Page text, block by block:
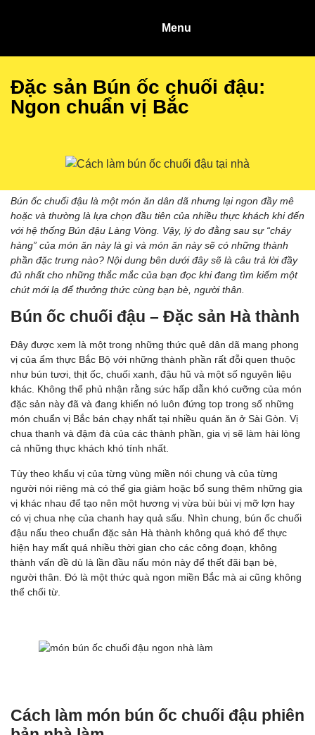
Menu
Đặc sản Bún ốc chuối đậu:
Ngon chuẩn vị Bắc
Bún ốc chuối đậu là một món ăn dân dã nhưng lại ngon đầy mê
hoặc và thường là lựa chọn đầu tiên của nhiều thực khách khi đến
với hệ thống Bún đậu Làng Vòng. Vậy, lý do đằng sau sự “cháy
hàng” của món ăn này là gì và món ăn này sẽ có những thành
phần đặc trưng nào? Nội dung bên dưới đây sẽ là câu trả lời đầy
đủ nhất cho những thắc mắc của bạn đọc khi đang tìm kiếm một
chút mới lạ để thưởng thức cùng bạn bè, người thân.
Bún ốc chuối đậu – Đặc sản Hà thành
Đây được xem là một trong những thức quê dân dã mang phong
vị của ẩm thực Bắc Bộ với những thành phần rất đỗi quen thuộc
như bún tươi, thịt ốc, chuối xanh, đậu hũ và một số nguyên liệu
khác. Không thể phủ nhận rằng sức hấp dẫn khó cưỡng của món
đặc sản này đã và đang khiến nó luôn đứng top trong số những
món chuẩn vị Bắc bán chạy nhất tại nhiều quán ăn ở Sài Gòn. Vị
chua thanh và đậm đà của các thành phần, gia vị sẽ làm hài lòng
cả những thực khách khó tính nhất.
Tùy theo khẩu vị của từng vùng miền nói chung và của từng
người nói riêng mà có thể gia giảm hoặc bổ sung thêm những gia
vị khác nhau để tạo nên một hương vị vừa bùi bùi vị mỡ lợn hay
có vị chua nhẹ của chanh hay quả sấu. Nhìn chung, bún ốc chuối
đậu nấu theo chuẩn đặc sản Hà thành không quá khó để thực
hiện hay mất quá nhiều thời gian cho các công đoạn, không
thành vấn đề dù là lần đầu nấu món này để thết đãi bạn bè,
người thân. Đó là một thức quà ngon miền Bắc mà ai cũng không
thể chối từ.
Cách làm món bún ốc chuối đậu phiên